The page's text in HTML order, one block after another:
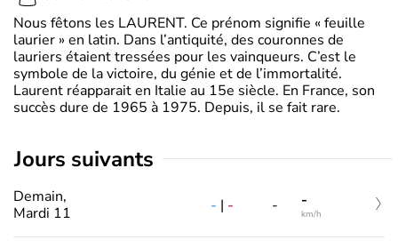
Nous fêtons les LAURENT. Ce prénom signifie « feuille
laurier » en latin. Dans l’antiquité, des couronnes de
lauriers étaient tressées pour les vainqueurs. C’est le
symbole de la victoire, du génie et de l’immortalité.
Laurent réapparait en Italie au 15e siècle. En France, son
succès dure de 1965 à 1975. Depuis, il se fait rare.
jours suivants
Demain,
Mardi 11
- | - - -
km/h